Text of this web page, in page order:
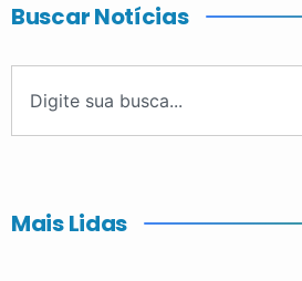
Buscar Notícias
Mais Lidas